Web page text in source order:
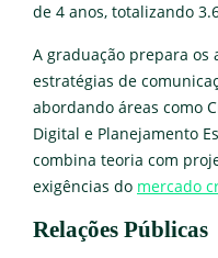
de 4 anos, totalizando
A graduação prepara os
estratégias de
abordando áreas como
Digital e Planejamento
combina teoria com
exigências do mercado
Relações Públicas